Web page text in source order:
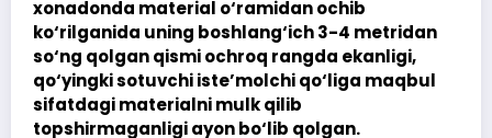
xonadonda material o‘ramidan ochib
ko‘rilganida uning boshlang‘ich 3-4 metridan
so‘ng qolgan qismi ochroq rangda ekanligi,
qo‘yingki sotuvchi iste’molchi qo‘liga maqbul
sifatdagi materialni mulk qilib
topshirmaganligi ayon bo‘lib qolgan.